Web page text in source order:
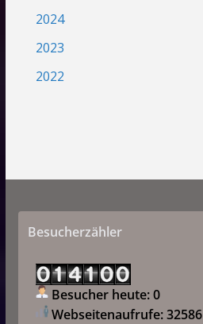
2024
2023
2022
Besucherzähler
Besucher heute: 0
Webseitenaufrufe: 32586